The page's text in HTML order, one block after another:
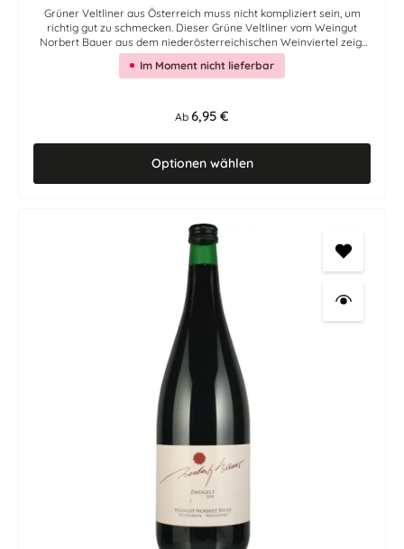
Grüner Veltliner aus Österreich muss nicht kompliziert sein, um
richtig gut zu schmecken. Dieser Grüne Veltliner vom Weingut
Norbert Bauer aus dem niederösterreichischen Weinviertel zeigt
genau das: frisch, saftig, trocken, angenehm pfeffrig und in der
praktischen 1-Literflasche gefüllt. Ein Weißwein für alle, die
lebendig und trinkfreudig. Die typische Veltliner-Frische verbindet
animierenden Art. Warum man diesen Wein probieren sollte? Weil
hier sehr gute Qualität auf faires Geld trifft. Das Weingut Norbert
Bauer ist ein familiengeführtes Weingut im Weinviertel. Von jung
bis alt hilft die Familie mit, wenn es im Weinberg und im Keller
kommt: Die Weine von Bauer entstehen aus nachhaltiger
Erzeugung. Wer also einen frischen, trockenen österreichischen
Weißwein für Alltag, Brotzeit, leichte Küche oder gesellige Runden
sucht, findet hier einen wunderbar zuverlässigen Grünen Veltliner
unkompliziert, frisch und sehr fair Die 1-Literflasche macht diesen
Wein besonders praktisch. Ob für den Feierabend, die Brotzeit, den
Grillabend, eine größere Runde oder als gut gekühlter Weißwein
zum Essen: Dieser Grüne Veltliner ist schnell geöffnet, schnell
verstanden und meistens genauso schnell nachgeschenkt.
Geschmacklich zeigt er sich so, wie man sich einen guten Grünen
Veltliner aus dem Weinviertel wünscht: frisch, trocken, saftig und
mit der typischen feinen Pfefferwürze. Dazu kommen helle Frucht,
lebendige Frische und ein unkomplizierter Trinkfluss, der richtig
österreichischer Jause, Brotzeit, kaltem Braten, hellem Fleisch,
Backhendl, Gemüsegerichten, Spargel, Salaten, Fisch und leichter
Grüner Veltliner aus dem österreichischen Weinviertel
familiengeführtes Weingut in Niederösterreich 1-Literflasche mit
praktischem Schraub-/Drehverschluss für Alltag, Gäste und
Im Moment nicht lieferbar
Regulärer Preis:
Ab 6,95 €
Optionen wählen